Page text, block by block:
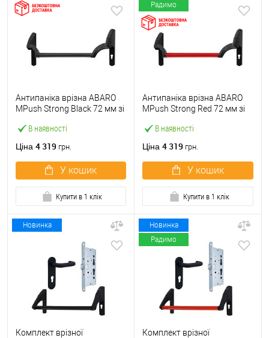
В наявності
Антипаніка врізна ABARO
МPush Strong Black 72 мм зі
Ціна 4 319 грн.
У кошик
Купити в 1 клік
Радимо
В наявності
Антипаніка врізна ABARO
МPush Strong Red 72 мм зі
Ціна 4 319 грн.
У кошик
Купити в 1 клік
Новинка
Комплект врізної
Новинка
Радимо
Комплект врізної